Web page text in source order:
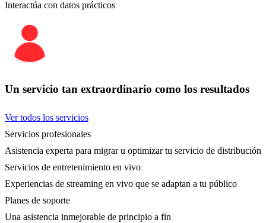
Interactúa con datos prácticos
Un servicio tan extraordinario como los resultados
Ver todos los servicios
Servicios profesionales
Asistencia experta para migrar u optimizar tu servicio de distribución
Servicios de entretenimiento en vivo
Experiencias de streaming en vivo que se adaptan a tu público
Planes de soporte
Una asistencia inmejorable de principio a fin